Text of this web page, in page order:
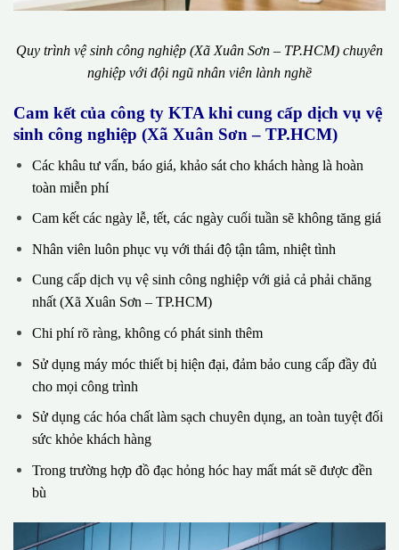
Quy trình vệ sinh công nghiệp (Xã Xuân Sơn – TP.HCM) chuyên
nghiệp với đội ngũ nhân viên lành nghề
Cam kết của công ty KTA khi cung cấp dịch vụ vệ
sinh công nghiệp (Xã Xuân Sơn – TP.HCM)
Các khâu tư vấn, báo giá, khảo sát cho khách hàng là hoàn
toàn miễn phí
Cam kết các ngày lễ, tết, các ngày cuối tuần sẽ không tăng giá
Nhân viên luôn phục vụ với thái độ tận tâm, nhiệt tình
Cung cấp dịch vụ vệ sinh công nghiệp với giả cả phải chăng
nhất (Xã Xuân Sơn – TP.HCM)
Chi phí rõ ràng, không có phát sinh thêm
Sử dụng máy móc thiết bị hiện đại, đảm bảo cung cấp đầy đủ
cho mọi công trình
Sử dụng các hóa chất làm sạch chuyên dụng, an toàn tuyệt đối
sức khỏe khách hàng
Trong trường hợp đồ đạc hỏng hóc hay mất mát sẽ được đền
bù